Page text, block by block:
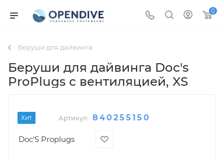
0
Беруши для дайвинга
Беруши для дайвинга Doc's
ProPlugs с вентиляцией, XS
Хит Артикул: 840255150
Doc'S Proplugs